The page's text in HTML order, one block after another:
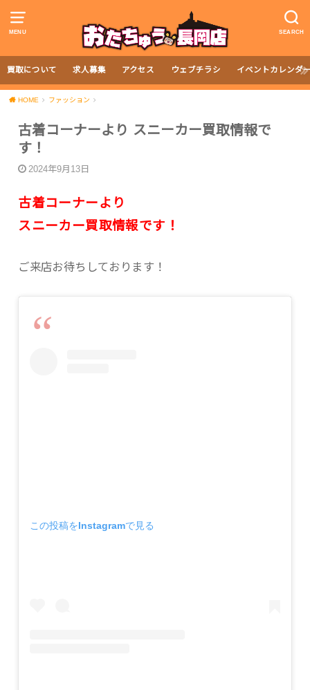
MENU SEARCH
買取について 求人募集 アクセス ウェブチラシ イベントカレンダ
HOME ファッション
古着コーナーより スニーカー買取情報で
す！
2024年9月13日
古着コーナーより
スニーカー買取情報です！
ご来店お待ちしております！
この投稿をInstagramで見る